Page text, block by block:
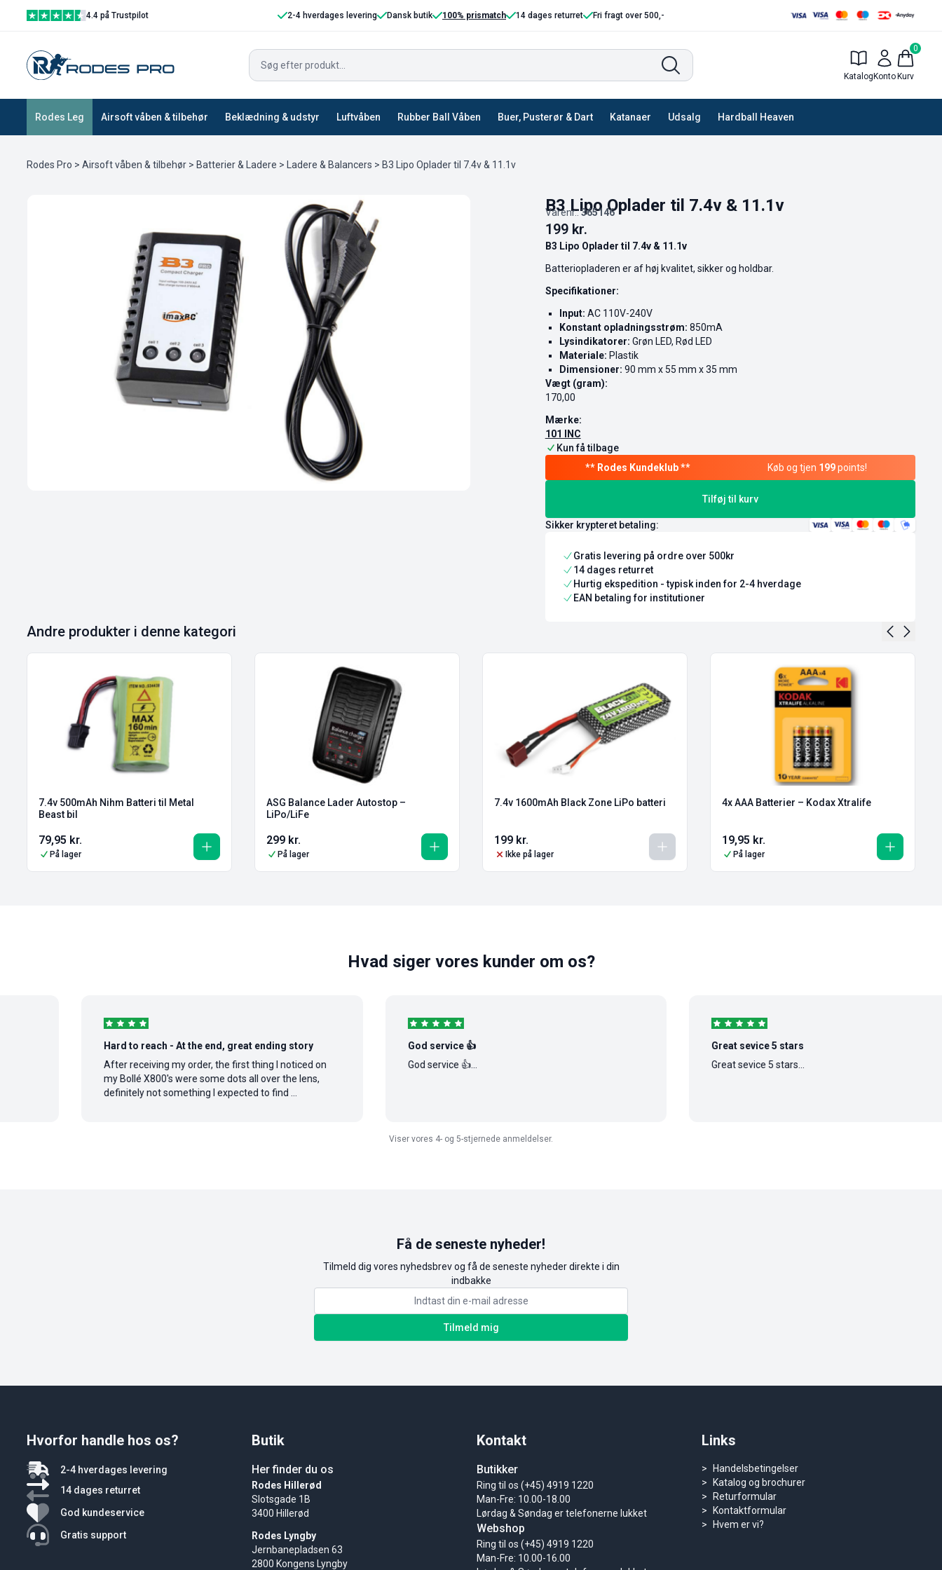
4.4 på Trustpilot 2-4 hverdages levering Dansk butik 100% prismatch 14 dages returret Fri fragt over 500,-
Katalog Konto
0
Kurv
Rodes Leg Airsoft våben & tilbehør Beklædning & udstyr Luftvåben Rubber Ball Våben Buer, Pusterør & Dart Katanaer Udsalg Hardball Heaven
Rodes Pro > Airsoft våben & tilbehør > Batterier & Ladere > Ladere & Balancers > B3 Lipo Oplader til 7.4v & 11.1v
B3 Lipo Oplader til 7.4v & 11.1v
Varenr.:365146
199 kr.
B3 Lipo Oplader til 7.4v & 11.1v
Batteriopladeren er af høj kvalitet, sikker og holdbar.
Specifikationer:
Input: AC 110V-240V
Konstant opladningsstrøm: 850mA
Lysindikatorer: Grøn LED, Rød LED
Materiale: Plastik
Dimensioner: 90 mm x 55 mm x 35 mm
Vægt (gram):
170,00
Mærke:
101 INC
Kun få tilbage
Køb og tjen 199points!
Tilføj til kurv
Sikker krypteret betaling:
Gratis levering på ordre over 500kr
14 dages returret
Hurtig ekspedition - typisk inden for 2-4 hverdage
EAN betaling for institutioner
Andre produkter i denne kategori
7.4v 500mAh Nihm Batteri til Metal
Beast bil
79,95 kr.
På lager
ASG Balance Lader Autostop –
LiPo/LiFe
299 kr.
På lager
7.4v 1600mAh Black Zone LiPo batteri
199 kr.
Ikke på lager
4x AAA Batterier – Kodax Xtralife
19,95 kr.
På lager
Hvad siger vores kunder om os?
Hard to reach - At the end, great ending story
After receiving my order, the first thing I noticed on
my Bollé X800's were some dots all over the lens,
definitely not something I expected to find ...
God service 👍
God service 👍...
Great sevice 5 stars
Great sevice 5 stars...
Viser vores 4- og 5-stjernede anmeldelser.
Få de seneste nyheder!
Tilmeld dig vores nyhedsbrev og få de seneste nyheder direkte i din
indbakke
Tilmeld mig
Butik
Her finder du os
Rodes Hillerød
Slotsgade 1B
3400 Hillerød
Rodes Lyngby
Jernbanepladsen 63
2800 Kongens Lyngby
Kontakt
Butikker
Ring til os (+45) 4919 1220
Man-Fre: 10.00-18.00
Lørdag & Søndag er telefonerne lukket
Webshop
Ring til os (+45) 4919 1220
Man-Fre: 10.00-16.00
Links
Handelsbetingelser
Katalog og brochurer
Returformular
Kontaktformular
Hvem er vi?
Hvorfor handle hos os?
2-4 hverdages levering
14 dages returret
God kundeservice
Gratis support